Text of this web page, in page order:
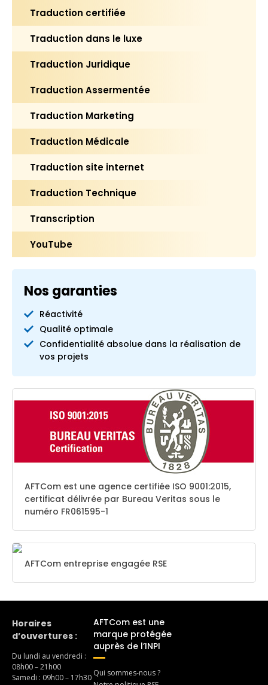
Traduction certifiée
Traduction dans le luxe
Traduction Juridique
Traduction Assermentée
Traduction Marketing
Traduction Médicale
Traduction site internet
Traduction Technique
Transcription
YouTube
Nos garanties
Réactivité
Qualité optimale
Confidentialité absolue dans la réalisation de
vos projets
AFTCom est une agence certifiée ISO 9001:2015,
certificat délivrée par Bureau Veritas sous le
numéro FR061595-1
AFTCom entreprise engagée RSE
Horaires
d’ouvertures :
Du lundi au vendredi :
08h00 – 21h00
Samedi : 09h00 – 17h30
AFTCom est une
marque protégée
auprès de l’INPI
Qui sommes-nous ?